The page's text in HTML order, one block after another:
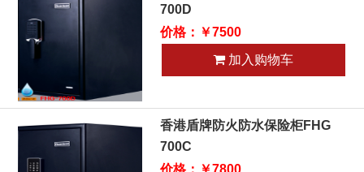
700D
价格：￥7500
加入购物车
香港盾牌防火防水保险柜FHG
700C